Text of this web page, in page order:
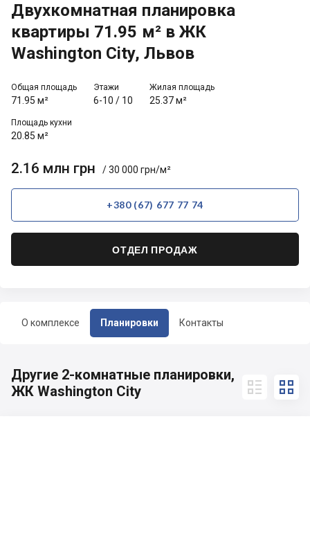
О комплексе Планировки Контакты
Двухкомнатная планировка
квартиры 71.95 м² в ЖК
Washington City, Львов
Общая площадь
71.95 м²
Этажи
6-10 / 10
Жилая площадь
25.37 м²
Площадь кухни
20.85 м²
2.16 млн грн / 30 000 грн/м²
+380 (67) 677 77 74
ОТДЕЛ ПРОДАЖ
Другие 2-комнатные планировки,
ЖК Washington City
 